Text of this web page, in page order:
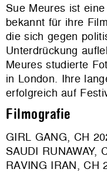
Sue Meures ist
bekannt für ihre
die sich gegen
Unterdrückung
Meures studierte
in London. Ihre
erfolgreich auf
Filmografie
GIRL GANG, CH
SAUDI RUNAWAY,
RAVING IRAN, CH